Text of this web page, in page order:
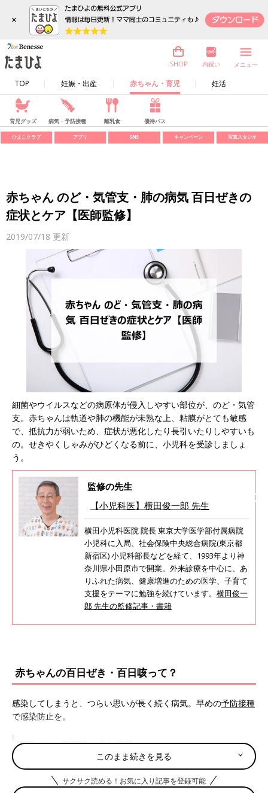
×
TOP 妊娠・出産 赤ちゃん・育児 妊活
SHOP 内祝い メニュー
育児グッズ 病気・予防接種 離乳食 優待パス
ひよこクラブ アプリ SNS キャンペーン 写真スタジオ
赤ちゃん のど・気管支・肺の病気 百日ぜきの
症状とケア【医師監修】
2019/07/18 更新
細菌やウイルスなどの病原体が侵入しやすい部位が、のど・気管
支。赤ちゃんは軌道や肺の機能が未熟な上、粘膜がとても敏感
で、抵抗力が弱いため、症状が悪化したり長引いたりしやすいも
の。せきやくしゃみがひどくなる前に、小児科を受診しましょ
う。
監修の先生
【小児科医】横田俊一郎 先生
横田小児科医院 院長 東京大学医学部付属病院
小児科に入局、社会保険中央総合病院(東京都
新宿区) 小児科部長などを経て、1993年より神
奈川県小田原市で開業。外来診療を中心に、あ
りふれた病気、健康増進のための医学、子育て
支援をテーマに勉強を続けています。 横田俊一
郎 先生の監修記事・書籍
赤ちゃんの百日ぜき・百日咳って？
感染してしまうと、つらい思いが長く続く病気。早めの予防接種
で感染防止を。
百日ぜき・百日咳の主な症状
・せき
・嘔吐
このまま続きを見る
サクサク読める！お気に入り記事を登録可能